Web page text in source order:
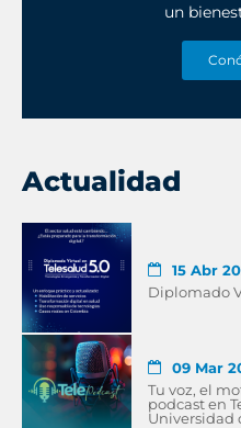
un
Actualidad
15 Abr
Diplomado
09 Mar
Tu voz, el
podcast en
Universidad